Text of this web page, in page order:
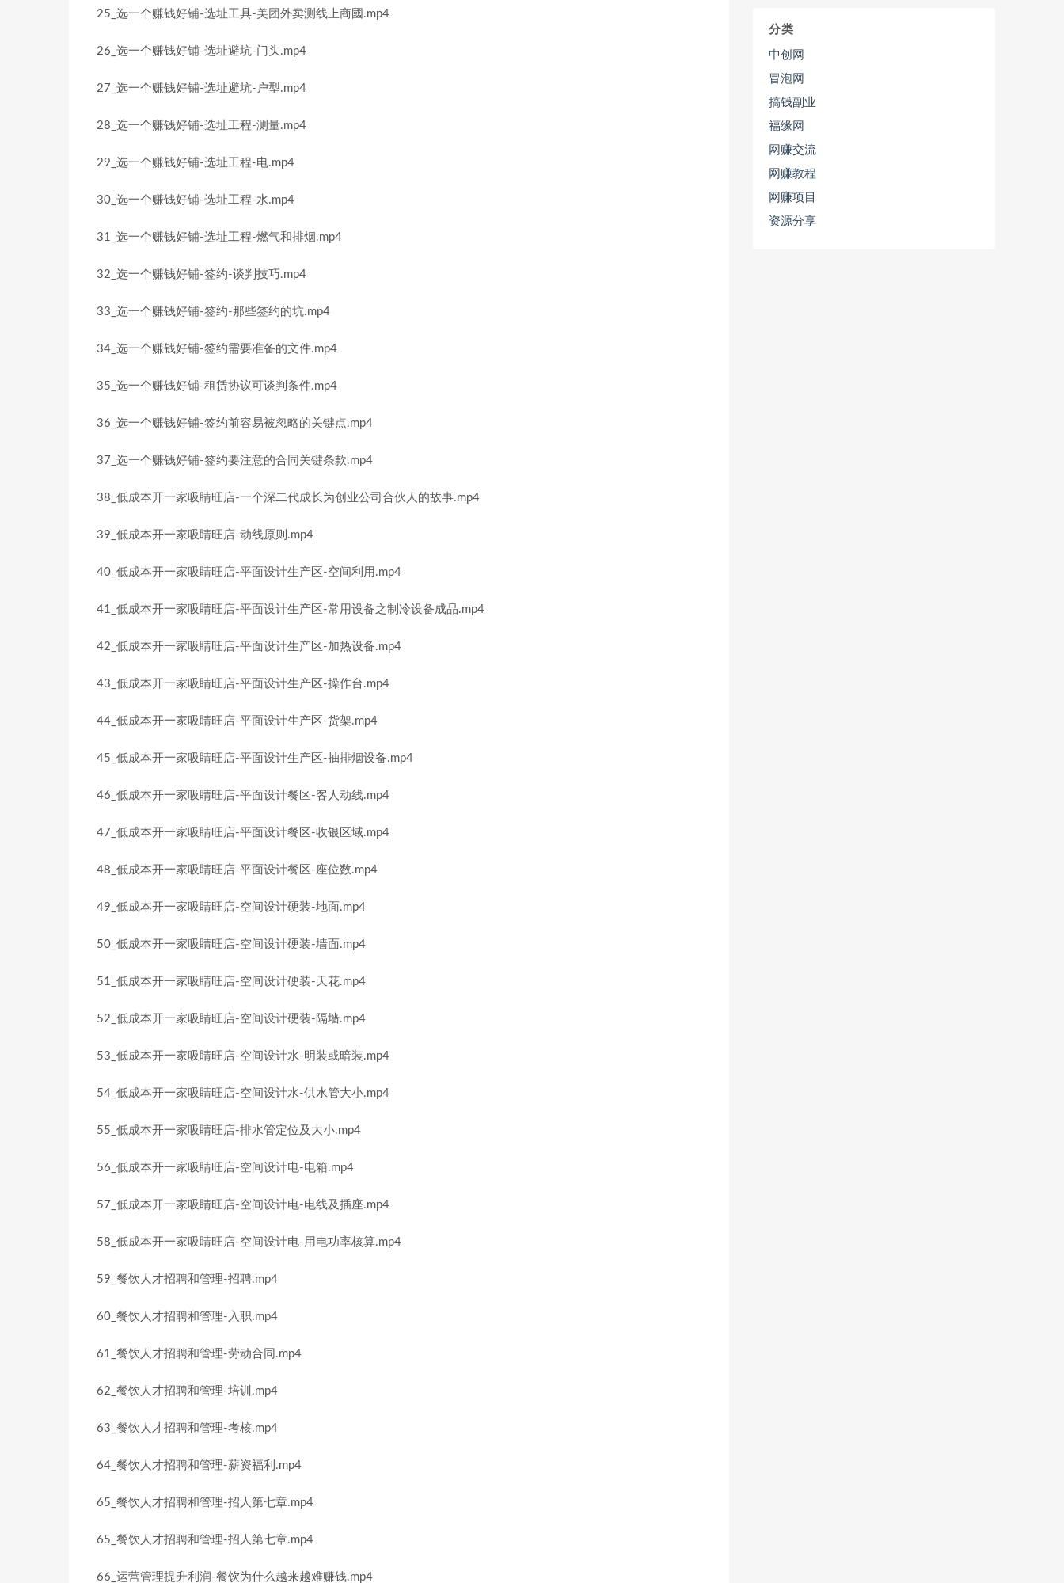
25_选一个赚钱好铺-选址工具-美团外卖测线上商國.mp4
26_选一个赚钱好铺-选址避坑-门头.mp4
27_选一个赚钱好铺-选址避坑-户型.mp4
28_选一个赚钱好铺-选址工程-测量.mp4
29_选一个赚钱好铺-选址工程-电.mp4
30_选一个赚钱好铺-选址工程-水.mp4
31_选一个赚钱好铺-选址工程-燃气和排烟.mp4
32_选一个赚钱好铺-签约-谈判技巧.mp4
33_选一个赚钱好铺-签约-那些签约的坑.mp4
34_选一个赚钱好铺-签约需要准备的文件.mp4
35_选一个赚钱好铺-租赁协议可谈判条件.mp4
36_选一个赚钱好铺-签约前容易被忽略的关键点.mp4
37_选一个赚钱好铺-签约要注意的合同关键条款.mp4
38_低成本开一家吸睛旺店-一个深二代成长为创业公司合伙人的故事.mp4
39_低成本开一家吸睛旺店-动线原则.mp4
40_低成本开一家吸睛旺店-平面设计生产区-空间利用.mp4
41_低成本开一家吸睛旺店-平面设计生产区-常用设备之制冷设备成品.mp4
42_低成本开一家吸睛旺店-平面设计生产区-加热设备.mp4
43_低成本开一家吸睛旺店-平面设计生产区-操作台.mp4
44_低成本开一家吸睛旺店-平面设计生产区-货架.mp4
45_低成本开一家吸睛旺店-平面设计生产区-抽排烟设备.mp4
46_低成本开一家吸睛旺店-平面设计餐区-客人动线.mp4
47_低成本开一家吸睛旺店-平面设计餐区-收银区域.mp4
48_低成本开一家吸睛旺店-平面设计餐区-座位数.mp4
49_低成本开一家吸睛旺店-空间设计硬装-地面.mp4
50_低成本开一家吸睛旺店-空间设计硬装-墙面.mp4
51_低成本开一家吸睛旺店-空间设计硬装-天花.mp4
52_低成本开一家吸睛旺店-空间设计硬装-隔墙.mp4
53_低成本开一家吸睛旺店-空间设计水-明装或暗装.mp4
54_低成本开一家吸睛旺店-空间设计水-供水管大小.mp4
55_低成本开一家吸睛旺店-排水管定位及大小.mp4
56_低成本开一家吸睛旺店-空间设计电-电箱.mp4
57_低成本开一家吸睛旺店-空间设计电-电线及插座.mp4
58_低成本开一家吸睛旺店-空间设计电-用电功率核算.mp4
59_餐饮人才招聘和管理-招聘.mp4
60_餐饮人才招聘和管理-入职.mp4
61_餐饮人才招聘和管理-劳动合同.mp4
62_餐饮人才招聘和管理-培训.mp4
63_餐饮人才招聘和管理-考核.mp4
64_餐饮人才招聘和管理-薪资福利.mp4
65_餐饮人才招聘和管理-招人第七章.mp4
65_餐饮人才招聘和管理-招人第七章.mp4
66_运营管理提升利润-餐饮为什么越来越难赚钱.mp4
分类
中创网
冒泡网
搞钱副业
福缘网
网赚交流
网赚教程
网赚项目
资源分享